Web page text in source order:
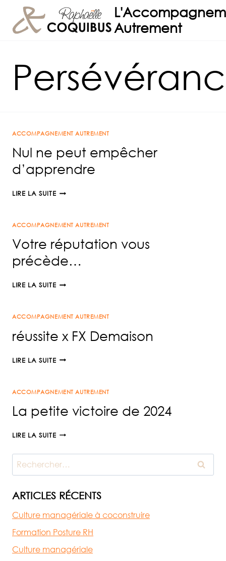
contenu
Autrement
ACCOMPAGNEMENT AUTREMENT
Nul ne peut empêcher
d’apprendre
LIRE LA SUITENUL
EMPÊCHER
D’APPRENDRE
ACCOMPAGNEMENT AUTREMENT
Votre réputation vous
précède…
LIRE LA SUITEVOTRE
PRÉCÈDE…
ACCOMPAGNEMENT AUTREMENT
réussite x FX Demaison
LIRE LA SUITERÉUSSITE
DEMAISON
ACCOMPAGNEMENT AUTREMENT
La petite victoire de 2024
LIRE LA SUITELA
VICTOIRE
DE
Rechercher :
ARTICLES RÉCENTS
Culture managériale à coconstruire
Formation Posture RH
Culture managériale